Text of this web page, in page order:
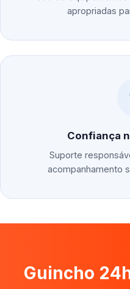
apropriadas
Confiança
Suporte
acompanhamento
Guincho